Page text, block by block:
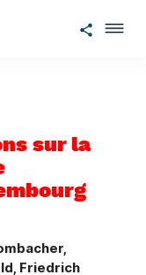
sur la
Friedrich